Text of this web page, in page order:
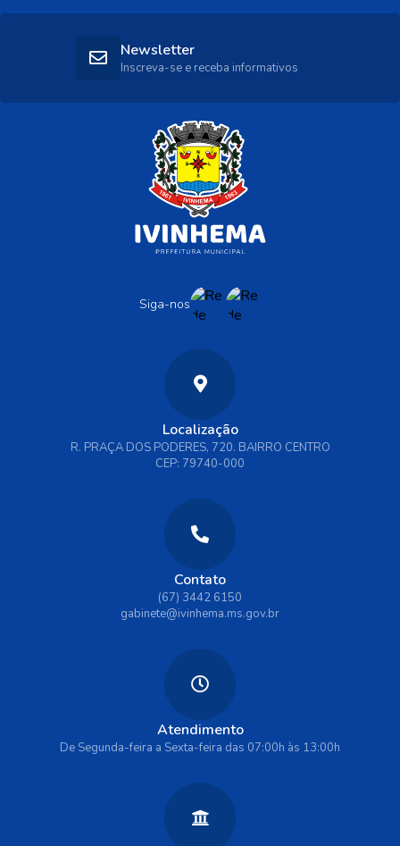
Siga-nos
Localização
R. PRAÇA DOS PODERES, 720. BAIRRO CENTRO
CEP: 79740-000
Contato
(67) 3442 6150
gabinete@ivinhema.ms.gov.br
Atendimento
De Segunda-feira a Sexta-feira das 07:00h às 13:00h
Newsletter
Inscreva-se e receba informativos